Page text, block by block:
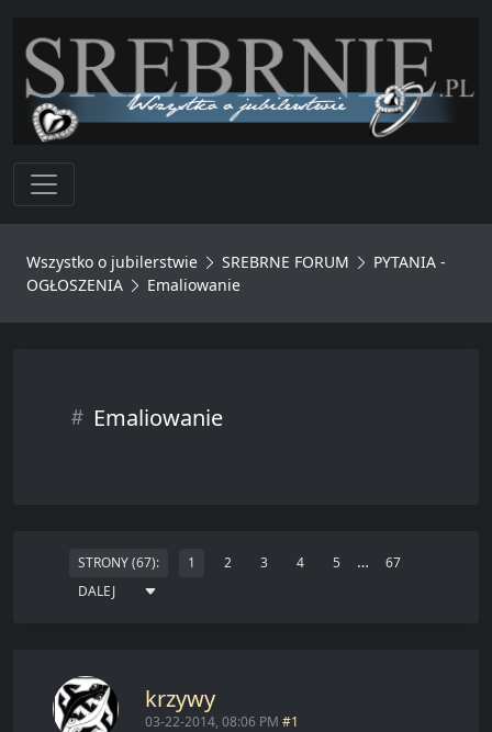
Toggle navigation
Wszystko o jubilerstwie SREBRNE FORUM
PYTANIA -
OGŁOSZENIA
Emaliowanie
Emaliowanie
STRONY (67): 1 2 3 4 5 …
67
DALEJ
krzywy
03-22-2014, 08:06 PM #1